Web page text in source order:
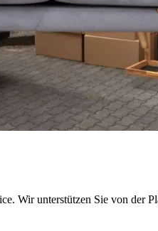
Wir unterstützen Sie von